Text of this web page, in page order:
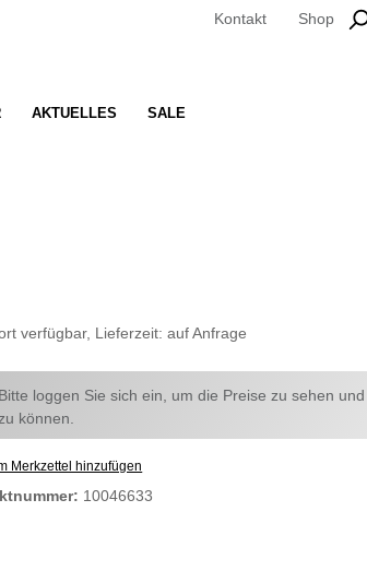
Kontakt Shop
AKTUELLES SALE
verfügbar, Lieferzeit: auf Anfrage
Bitte loggen Sie sich ein, um die Preise zu sehen
können.
Merkzettel hinzufügen
10046633